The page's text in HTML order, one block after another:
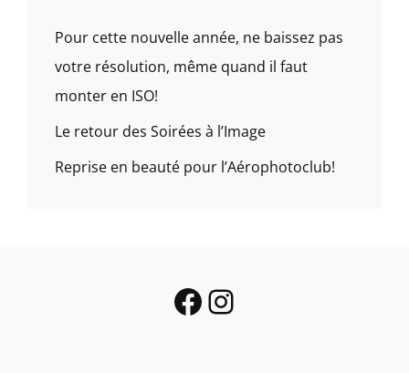
Pour cette nouvelle année, ne baissez pas
votre résolution, même quand il faut
monter en ISO!
Le retour des Soirées à l’Image
Reprise en beauté pour l’Aérophotoclub!
Facebook
Instagram